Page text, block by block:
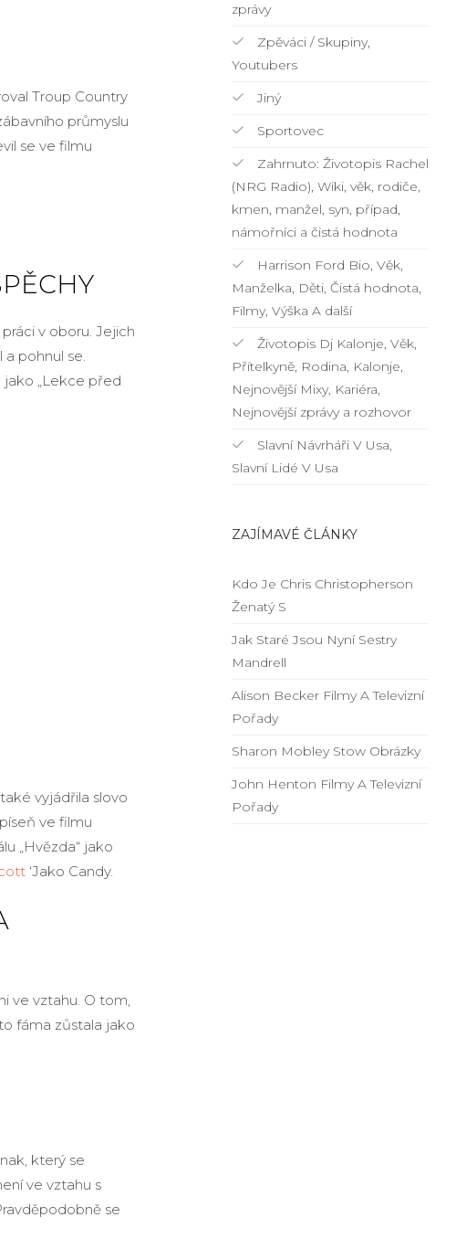
Troup Country
průmyslu
se ve filmu
v oboru. Jejich
pohnul se.
jako „Lekce před
také vyjádřila slovo
ve filmu
„Hvězda“ jako
‘Jako Candy.
ve vztahu. O tom,
fáma zůstala jako
který se
ve vztahu s
se
zprávy
Zpěváci / Skupiny,
Youtubers
Jiný
Sportovec
Zahrnuto: Životopis Rachel
(NRG Radio), Wiki, věk, rodiče,
kmen, manžel, syn, případ,
námořníci a čistá hodnota
Harrison Ford Bio, Věk,
Manželka, Děti, Čistá hodnota,
Filmy, Výška A další
Životopis Dj Kalonje, Věk,
Přítelkyně, Rodina, Kalonje,
Nejnovější Mixy, Kariéra,
Nejnovější zprávy a rozhovor
Slavní Návrháři V Usa,
Slavní Lidé V Usa
ZAJÍMAVÉ ČLÁNKY
Kdo Je Chris Christopherson
Ženatý S
Jak Staré Jsou Nyní Sestry
Mandrell
Alison Becker Filmy A Televizní
Pořady
Sharon Mobley Stow Obrázky
John Henton Filmy A Televizní
Pořady